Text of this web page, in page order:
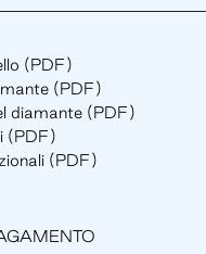
(PDF)
(PDF)
diamante (PDF)
(PDF)
(PDF)